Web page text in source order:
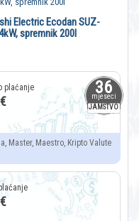
36
mjeseci
JAMSTVO
Electric Ecodan SUZ-
spremnik 200l
Master, Maestro, Kripto Valute